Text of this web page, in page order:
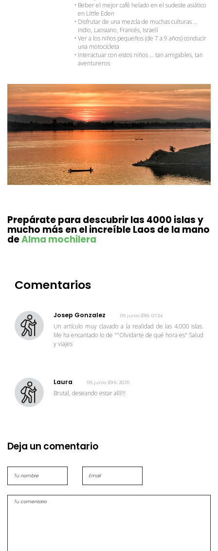
Beber el mejor café helado en el sudeste asiático
en Little Eden
Disfrutar de una mezcla de muchas culturas ...
Indio, Laosiano, Francés, Israelí
Ver a los niños pequeños (de 7 a 9 años) conducir
una motocicleta
Interactuar con estos niños ... tan amigables, tan
aventureros
Prepárate para descubrir las 4000 islas y
mucho más en el increíble Laos de la mano
de Alma mochilera
Comentarios
Josep Gonzalez 05 junio 2018, 07:34
Un artículo muy clavado a la realidad de las 4.000 islas.
Me ha encantado lo de ""Olvidarte de qué hora es" Salud
y viajes
Laura 05 junio 2019, 20:26
Brutal, deseando estar allí!!!
Deja un comentario